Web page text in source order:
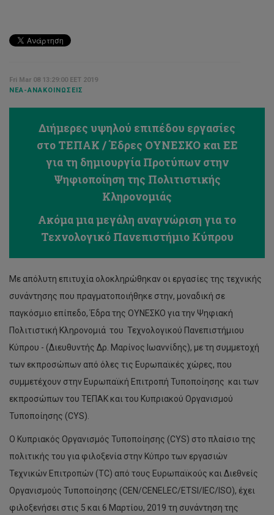
Fri Mar 08 13:29:00 EET 2019
ΝΈΑ-ΑΝΑΚΟΙΝΏΣΕΙΣ
Διήμερες υψηλού επιπέδου εργασίες
στο ΤΕΠΑΚ / Έδρες ΟΥΝΕΣΚΟ και ΕΕ
για τη δημιουργία Προτύπων στην
Ψηφιοποίηση της Πολιτιστικής
Κληρονομιάς
Ακόμα μια μεγάλη αναγνώριση για το
Τεχνολογικό Πανεπιστήμιο Κύπρου
Με απόλυτη επιτυχία ολοκληρώθηκαν οι εργασίες της τεχνικής
συνάντησης που πραγματοποιήθηκε στην, μοναδική σε
παγκόσμιο επίπεδο, Έδρα της ΟΥΝΕΣΚΟ για την Ψηφιακή
Πολιτιστική Κληρονομιά του Τεχνολογικού Πανεπιστήμιου
Κύπρου - (Διευθυντής Δρ. Μαρίνος Ιωαννίδης), με τη συμμετοχή
των εκπροσώπων από όλες τις Ευρωπαϊκές χώρες, που
συμμετέχουν στην Ευρωπαϊκή Επιτροπή Τυποποίησης και των
εκπροσώπων του ΤΕΠΑΚ και του Kυπριακού Οργανισμού
Τυποποίησης (CYS).
Ο Κυπριακός Οργανισμός Τυποποίησης (CYS) στο πλαίσιο της
πολιτικής του για φιλοξενία στην Κύπρο των εργασιών
Τεχνικών Επιτροπών (TC) από τους Ευρωπαϊκούς και Διεθνείς
Οργανισμούς Τυποποίησης (CEN/CENELEC/ETSI/IEC/ISO), έχει
φιλοξενήσει στις 5 και 6 Μαρτίου, 2019 τη συνάντηση της